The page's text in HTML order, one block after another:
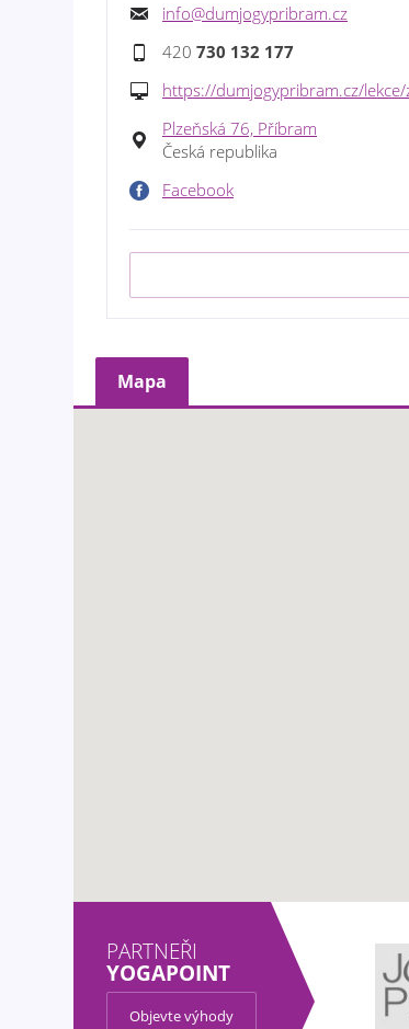
info@dumjogypribram.cz
420 730 132 177
https://dumjogypribram.cz/lekce/
Plzeňská 76, Příbram
Česká republika
Facebook
Mapa
PARTNEŘI
YOGAPOINT
Objevte výhody